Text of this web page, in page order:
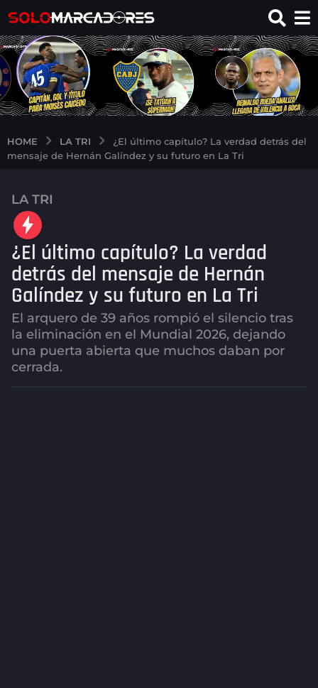
HOME LA TRI
¿El último capítulo? La verdad detrás del
mensaje de Hernán Galíndez y su futuro en La Tri
1
m
e
s
a
g
o
1
m
e
s
LA TRI
¿El último capítulo? La verdad
detrás del mensaje de Hernán
Galíndez y su futuro en La Tri
El arquero de 39 años rompió el silencio tras
la eliminación en el Mundial 2026, dejando
una puerta abierta que muchos daban por
cerrada.